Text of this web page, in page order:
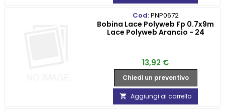
Cod:PNP0672
Bobina Lace Polyweb Fp 0.7x9m
Lace Polyweb Arancio - 24
Prezzo
13,92 €
Chiedi un preventivo
 Aggiungi al carrello